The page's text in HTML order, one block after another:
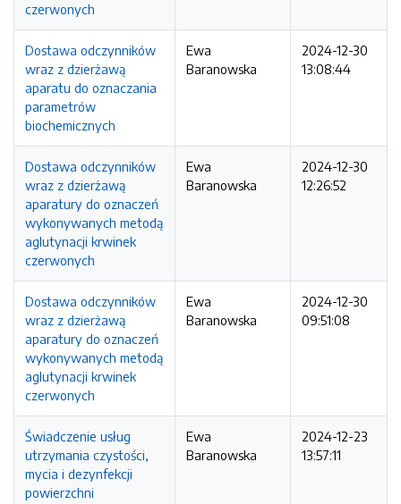
czerwonych
Dostawa odczynników
wraz z dzierżawą
aparatu do oznaczania
parametrów
biochemicznych
Ewa
Baranowska
2024-12-30
13:08:44
Dostawa odczynników
wraz z dzierżawą
aparatury do oznaczeń
wykonywanych metodą
aglutynacji krwinek
czerwonych
Ewa
Baranowska
2024-12-30
12:26:52
Dostawa odczynników
wraz z dzierżawą
aparatury do oznaczeń
wykonywanych metodą
aglutynacji krwinek
czerwonych
Ewa
Baranowska
2024-12-30
09:51:08
Świadczenie usług
utrzymania czystości,
mycia i dezynfekcji
powierzchni
Ewa
Baranowska
2024-12-23
13:57:11